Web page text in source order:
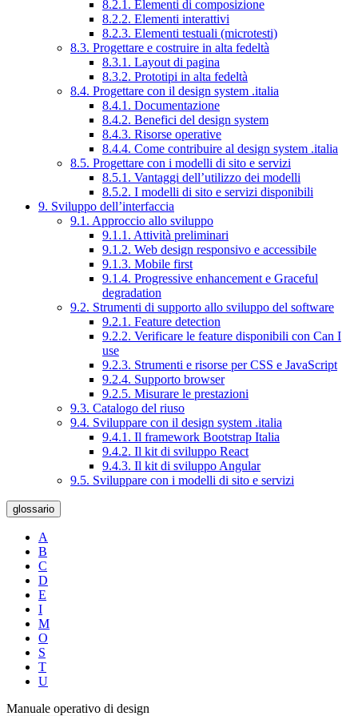
8.2.1. Elementi di composizione
8.2.2. Elementi interattivi
8.2.3. Elementi testuali (microtesti)
8.3. Progettare e costruire in alta fedeltà
8.3.1. Layout di pagina
8.3.2. Prototipi in alta fedeltà
8.4. Progettare con il design system .italia
8.4.1. Documentazione
8.4.2. Benefici del design system
8.4.3. Risorse operative
8.4.4. Come contribuire al design system .italia
8.5. Progettare con i modelli di sito e servizi
8.5.1. Vantaggi dell’utilizzo dei modelli
8.5.2. I modelli di sito e servizi disponibili
9. Sviluppo dell’interfaccia
9.1. Approccio allo sviluppo
9.1.1. Attività preliminari
9.1.2. Web design responsivo e accessibile
9.1.3. Mobile first
9.1.4. Progressive enhancement e Graceful
degradation
9.2. Strumenti di supporto allo sviluppo del software
9.2.1. Feature detection
9.2.2. Verificare le feature disponibili con Can I
use
9.2.3. Strumenti e risorse per CSS e JavaScript
9.2.4. Supporto browser
9.2.5. Misurare le prestazioni
9.3. Catalogo del riuso
9.4. Sviluppare con il design system .italia
9.4.1. Il framework Bootstrap Italia
9.4.2. Il kit di sviluppo React
9.4.3. Il kit di sviluppo Angular
9.5. Sviluppare con i modelli di sito e servizi
glossario
A
B
C
D
E
I
M
O
S
T
U
Manuale operativo di design